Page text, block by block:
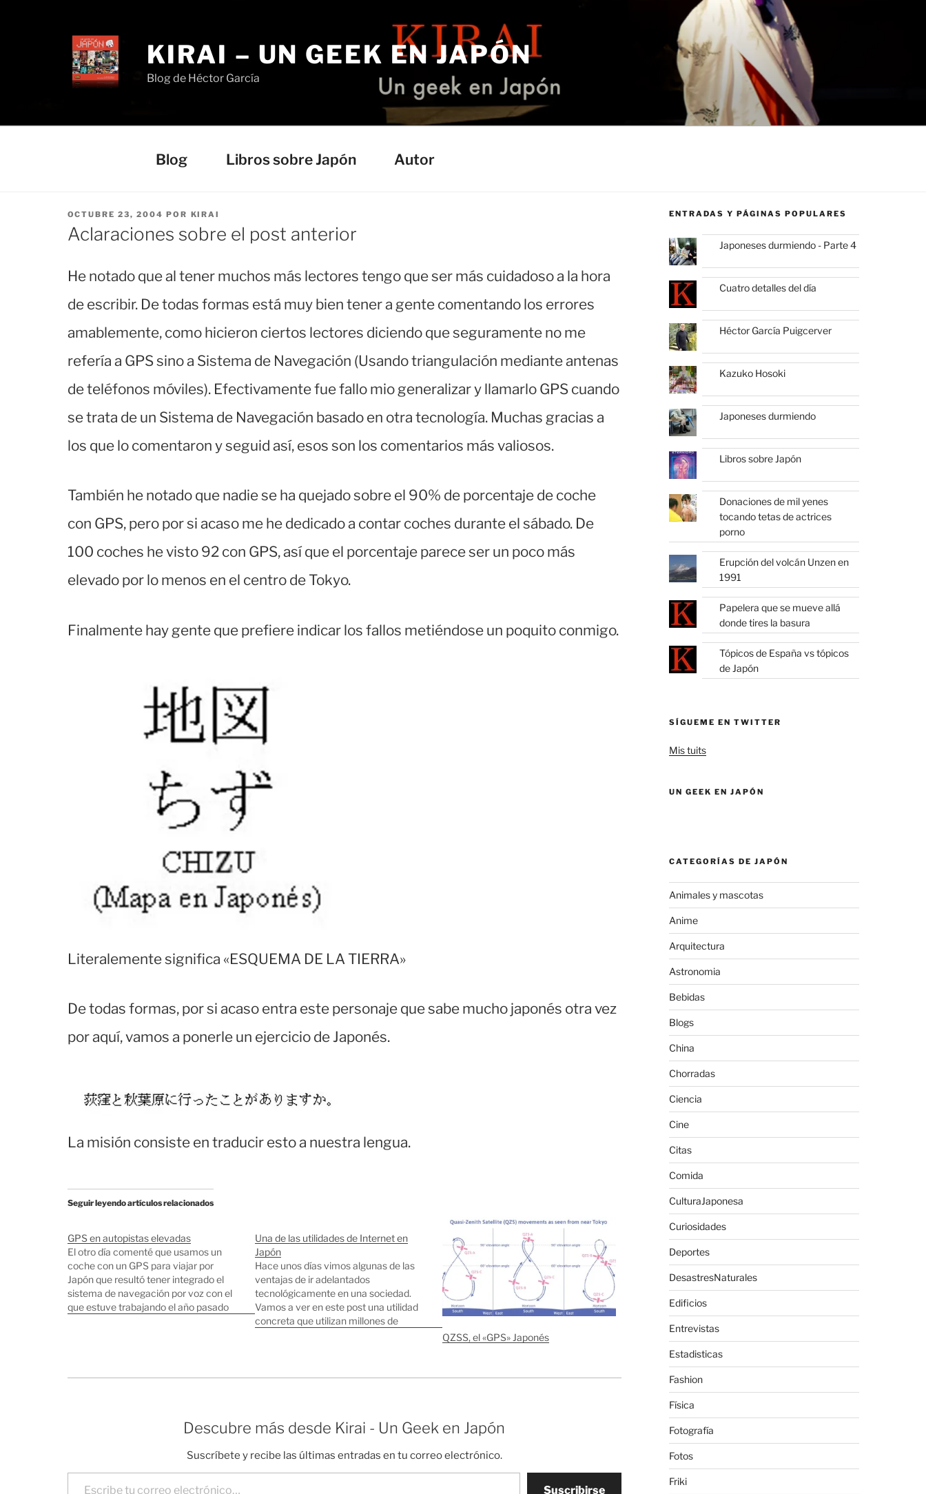
KIRAI – UN GEEK EN JAPÓN
Blog de Héctor García
Blog Libros sobre Japón Autor
PUBLICADO
EL
OCTUBRE 23, 2004 POR KIRAI
Aclaraciones sobre el post anterior
He notado que al tener muchos más lectores tengo que ser más cuidadoso a la hora
de escribir. De todas formas está muy bien tener a gente comentando los errores
amablemente, como hicieron ciertos lectores diciendo que seguramente no me
refería a GPS sino a Sistema de Navegación (Usando triangulación mediante antenas
de teléfonos móviles). Efectivamente fue fallo mio generalizar y llamarlo GPS cuando
se trata de un Sistema de Navegación basado en otra tecnología. Muchas gracias a
los que lo comentaron y seguid así, esos son los comentarios más valiosos.
También he notado que nadie se ha quejado sobre el 90% de porcentaje de coche
con GPS, pero por si acaso me he dedicado a contar coches durante el sábado. De
100 coches he visto 92 con GPS, así que el porcentaje parece ser un poco más
elevado por lo menos en el centro de Tokyo.
Finalmente hay gente que prefiere indicar los fallos metiéndose un poquito conmigo.
Literalemente significa «ESQUEMA DE LA TIERRA»
De todas formas, por si acaso entra este personaje que sabe mucho japonés otra vez
por aquí, vamos a ponerle un ejercicio de Japonés.
La misión consiste en traducir esto a nuestra lengua.
Seguir leyendo artículos relacionados
GPS en autopistas elevadas
El otro día comenté que usamos un
coche con un GPS para viajar por
Japón que resultó tener integrado el
sistema de navegación por voz con el
que estuve trabajando el año pasado
Una de las utilidades de Internet en
Japón
Hace unos días vimos algunas de las
ventajas de ir adelantados
tecnológicamente en una sociedad.
Vamos a ver en este post una utilidad
concreta que utilizan millones de
QZSS, el «GPS» Japonés
Descubre más desde Kirai - Un Geek en Japón
Suscríbete y recibe las últimas entradas en tu correo electrónico.
Escribe tu correo electrónico…
Suscribirse
ENTRADAS Y PÁGINAS POPULARES
Japoneses durmiendo - Parte 4
Cuatro detalles del día
Héctor García Puigcerver
Kazuko Hosoki
Japoneses durmiendo
Libros sobre Japón
Donaciones de mil yenes
tocando tetas de actrices
porno
Erupción del volcán Unzen en
1991
Papelera que se mueve allá
donde tires la basura
Tópicos de España vs tópicos
de Japón
SÍGUEME EN TWITTER
Mis tuits
UN GEEK EN JAPÓN
CATEGORÍAS DE JAPÓN
Animales y mascotas
Anime
Arquitectura
Astronomia
Bebidas
Blogs
China
Chorradas
Ciencia
Cine
Citas
Comida
CulturaJaponesa
Curiosidades
Deportes
DesastresNaturales
Edificios
Entrevistas
Estadisticas
Fashion
Física
Fotografía
Fotos
Friki